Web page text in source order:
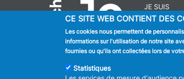
JE SUIS
Habitant
Touriste
Entreprise
Journaliste
CE SITE WEB CONTIENT DES
Les cookies nous permettent de
informations sur l'utilisation de notre site
fournies ou qu'ils ont collectées lors de
Statistiques